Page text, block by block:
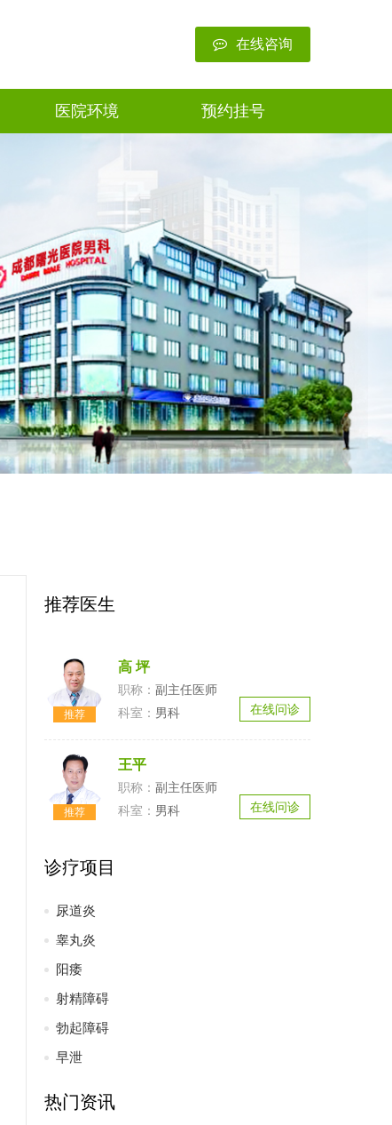
在线咨询
医院环境 预约挂号
推荐医生
高 坪
副主任医师
男科
在线问诊
王平
副主任医师
男科
在线问诊
诊疗项目
尿道炎
睾丸炎
阳痿
射精障碍
勃起障碍
早泄
热门资讯